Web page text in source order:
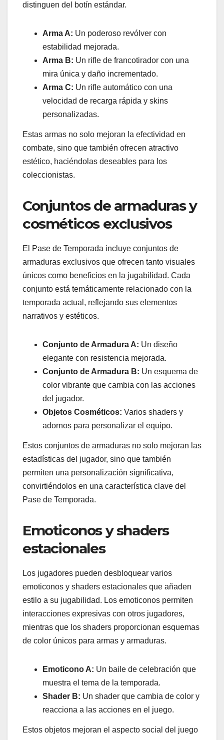
distinguen del botín estándar.
Arma A: Un poderoso revólver con
estabilidad mejorada.
Arma B: Un rifle de francotirador con una
mira única y daño incrementado.
Arma C: Un rifle automático con una
velocidad de recarga rápida y skins
personalizadas.
Estas armas no solo mejoran la efectividad en
combate, sino que también ofrecen atractivo
estético, haciéndolas deseables para los
coleccionistas.
Conjuntos de armaduras y
cosméticos exclusivos
El Pase de Temporada incluye conjuntos de
armaduras exclusivos que ofrecen tanto visuales
únicos como beneficios en la jugabilidad. Cada
conjunto está temáticamente relacionado con la
temporada actual, reflejando sus elementos
narrativos y estéticos.
Conjunto de Armadura A: Un diseño
elegante con resistencia mejorada.
Conjunto de Armadura B: Un esquema de
color vibrante que cambia con las acciones
del jugador.
Objetos Cosméticos: Varios shaders y
adornos para personalizar el equipo.
Estos conjuntos de armaduras no solo mejoran las
estadísticas del jugador, sino que también
permiten una personalización significativa,
convirtiéndolos en una característica clave del
Pase de Temporada.
Emoticonos y shaders
estacionales
Los jugadores pueden desbloquear varios
emoticonos y shaders estacionales que añaden
estilo a su jugabilidad. Los emoticonos permiten
interacciones expresivas con otros jugadores,
mientras que los shaders proporcionan esquemas
de color únicos para armas y armaduras.
Emoticono A: Un baile de celebración que
muestra el tema de la temporada.
Shader B: Un shader que cambia de color y
reacciona a las acciones en el juego.
Estos objetos mejoran el aspecto social del juego